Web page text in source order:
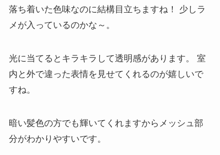
落ち着いた色味なのに結構目立ちますね！
少しラ
メが入っているのかな～。
光に当てるとキラキラして透明感があります。
室
内と外で違った表情を見せてくれるのが嬉しいで
すね。
暗い髪色の方でも輝いてくれますからメッシュ部
分がわかりやすいです。